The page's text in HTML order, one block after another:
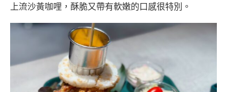
上流沙黃咖哩，酥脆又帶有軟嫩的口感很特別。